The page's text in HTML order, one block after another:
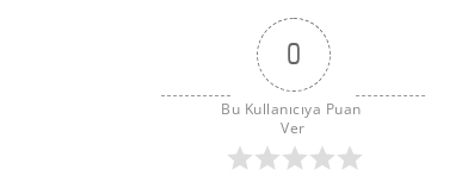
0
Bu Kullanıcıya Puan
Ver